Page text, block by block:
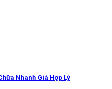
Nhanh Giá Hợp Lý